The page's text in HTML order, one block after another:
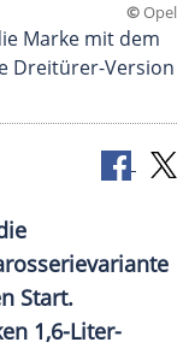
©Opel
Marke mit dem
Dreitürer-Version
Start.
1,6-Liter-